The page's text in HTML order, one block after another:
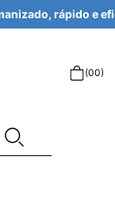
e eficaz
(00)